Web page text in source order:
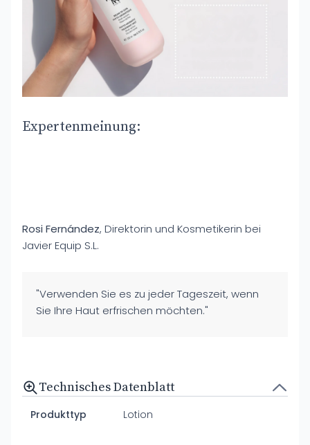
Expertenmeinung:
Rosi Fernández, Direktorin und Kosmetikerin bei
Javier Equip S.L.
"Verwenden Sie es zu jeder Tageszeit, wenn
Sie Ihre Haut erfrischen möchten."
Technisches Datenblatt
Produkttyp Lotion